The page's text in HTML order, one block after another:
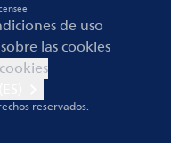
de uso
las cookies
reservados.